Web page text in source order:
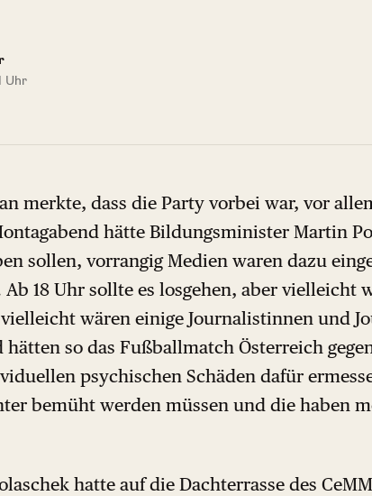
Uhr
merkte, dass die Party vorbei war, vor
hätte Bildungsminister Martin
sollen, vorrangig Medien waren dazu
18 Uhr sollte es losgehen, aber vielleicht
wären einige Journalistinnen und
hätten so das Fußballmatch Österreich
psychischen Schäden dafür
bemüht werden müssen und die haben
hatte auf die Dachterrasse des CeMM